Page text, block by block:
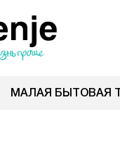
МАЛАЯ БЫТОВАЯ